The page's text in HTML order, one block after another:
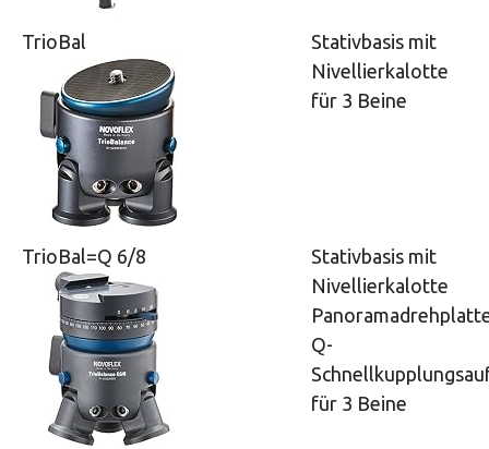
TrioBal
Stativbasis mit
Nivellierkalotte
für 3 Beine
TrioBal=Q 6/8
Stativbasis mit
Nivellierkalotte
Q-
für 3 Beine